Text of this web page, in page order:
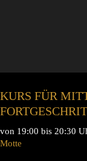
KURS FÜR
von 19:00 bis 20:30
Motte